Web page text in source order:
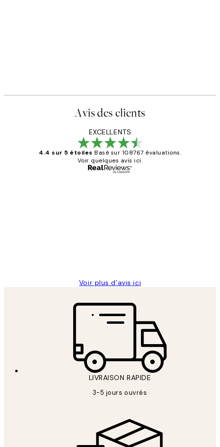
Avis des clients
EXCELLENTS
4.4 sur 5 étoiles Basé sur 108767 évaluations.
Voir quelques avis ici.
Voir plus d’avis ici
LIVRAISON RAPIDE
3-5 jours ouvrés